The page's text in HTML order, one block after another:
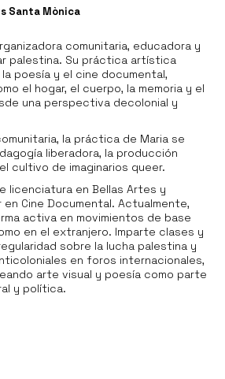
Santa Mònica
comunitaria, educadora y
palestina. Su práctica artística
poesía y el cine documental,
el hogar, el cuerpo, la memoria y el
una perspectiva decolonial y
la práctica de Maria se
liberadora, la producción
cultivo de imaginarios queer.
licenciatura en Bellas Artes y
en Cine Documental. Actualmente,
activa en movimientos de base
en el extranjero. Imparte clases y
sobre la lucha palestina y
en foros internacionales,
arte visual y poesía como parte
y política.